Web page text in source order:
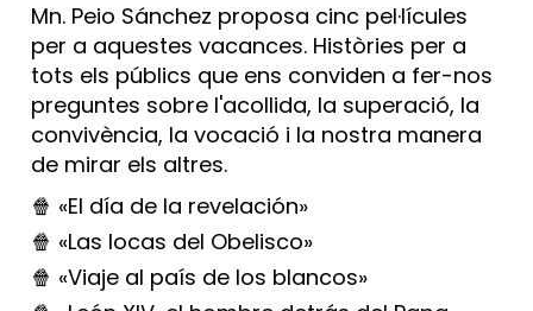
Mn. Peio Sánchez proposa cinc pel·lícules
per a aquestes vacances. Històries per a
tots els públics que ens conviden a fer-nos
preguntes sobre l'acollida, la superació, la
convivència, la vocació i la nostra manera
de mirar els altres.
🍿 «El día de la revelación»
🍿 «Las locas del Obelisco»
🍿 «Viaje al país de los blancos»